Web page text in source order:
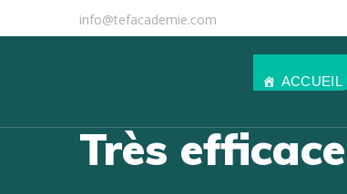
info@tefacademie.com
ACCUEIL
Très efficace